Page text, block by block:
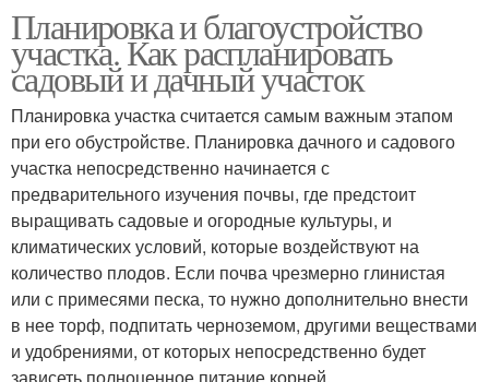
Планировка и благоустройство
участка. Как распланировать
садовый и дачный участок
Планировка участка считается самым важным этапом
при его обустройстве. Планировка дачного и садового
участка непосредственно начинается с
предварительного изучения почвы, где предстоит
выращивать садовые и огородные культуры, и
климатических условий, которые воздействуют на
количество плодов. Если почва чрезмерно глинистая
или с примесями песка, то нужно дополнительно внести
в нее торф, подпитать черноземом, другими веществами
и удобрениями, от которых непосредственно будет
зависеть полноценное питание корней.